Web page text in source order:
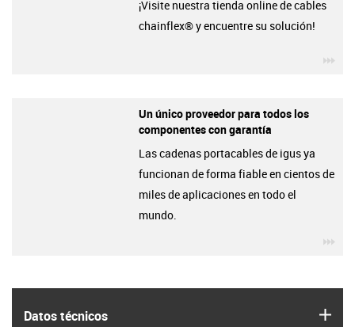
Datos técnicos
¡Visite nuestra tienda online de cables
chainflex® y encuentre su solución!
Un único proveedor para todos los
componentes con garantía
Las cadenas portacables de igus ya
funcionan de forma fiable en cientos de
miles de aplicaciones en todo el
mundo.